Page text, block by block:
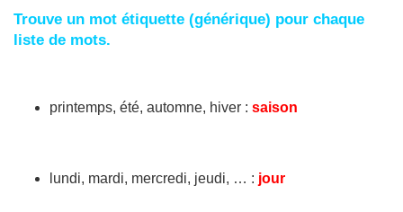
Trouve un mot étiquette (générique) pour chaque
liste de mots.
printemps, été, automne, hiver : saison
lundi, mardi, mercredi, jeudi, … : jour